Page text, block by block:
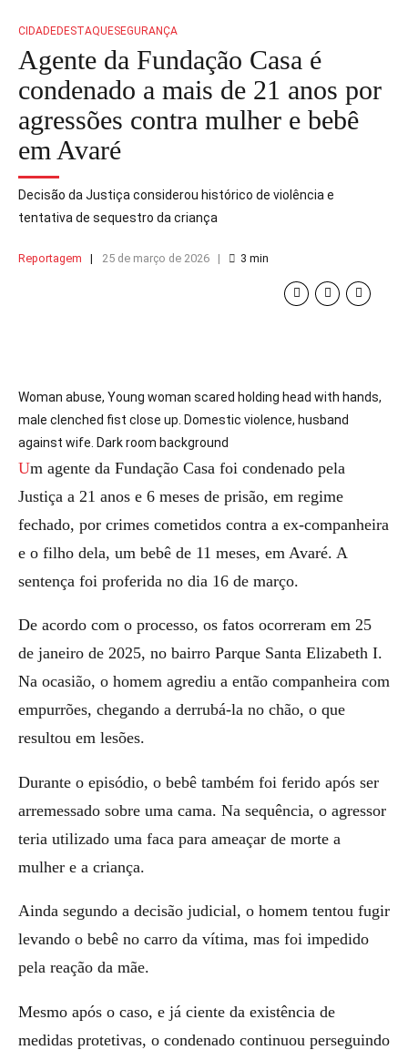
CIDADEDESTAQUESEGURANÇA
Agente da Fundação Casa é
condenado a mais de 21 anos por
agressões contra mulher e bebê
em Avaré
Decisão da Justiça considerou histórico de violência e
tentativa de sequestro da criança
Reportagem 25 de março de 2026 3 min
Woman abuse, Young woman scared holding head with hands,
male clenched fist close up. Domestic violence, husband
against wife. Dark room background
Um agente da Fundação Casa foi condenado pela
Justiça a 21 anos e 6 meses de prisão, em regime
fechado, por crimes cometidos contra a ex-companheira
e o filho dela, um bebê de 11 meses, em Avaré. A
sentença foi proferida no dia 16 de março.
De acordo com o processo, os fatos ocorreram em 25
de janeiro de 2025, no bairro Parque Santa Elizabeth I.
Na ocasião, o homem agrediu a então companheira com
empurrões, chegando a derrubá-la no chão, o que
resultou em lesões.
Durante o episódio, o bebê também foi ferido após ser
arremessado sobre uma cama. Na sequência, o agressor
teria utilizado uma faca para ameaçar de morte a
mulher e a criança.
Ainda segundo a decisão judicial, o homem tentou fugir
levando o bebê no carro da vítima, mas foi impedido
pela reação da mãe.
Mesmo após o caso, e já ciente da existência de
medidas protetivas, o condenado continuou perseguindo